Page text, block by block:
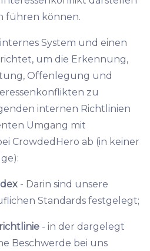
führen können.
System und einen
um die Erkennung,
Offenlegung und
zu
internen Richtlinien
Umgang mit
CrowdedHero ab (in keiner
- Darin sind unsere
Standards festgelegt;
- in der dargelegt
Beschwerde bei uns